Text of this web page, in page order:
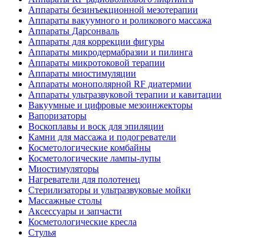
Аппараты безинъекционной мезотерапии
Аппараты вакуумного и роликового массажа
Аппараты Дарсонваль
Аппараты для коррекции фигуры
Аппараты микродермабразии и пилинга
Аппараты микротоковой терапии
Аппараты миостимуляции
Аппараты монополярной RF диатермии
Аппараты ультразвуковой терапии и кавитации
Вакуумные и цифровые мезоинжекторы
Вапоризаторы
Воскоплавы и воск для эпиляции
Камни для массажа и подогреватели
Косметологические комбайны
Косметологические лампы-лупы
Миостимуляторы
Нагреватели для полотенец
Стерилизаторы и ультразвуковые мойки
Массажные столы
Аксессуары и запчасти
Косметологические кресла
Стулья